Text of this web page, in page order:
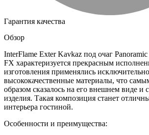
Гарантия качества
Обзор
InterFlame Exter Kavkaz под очаг
FX характеризуется прекрасным
изготовления применялись исключительно
высококачественные материалы, что
образом сказалось на его внешнем виде и
изделия. Такая композиция станет
интерьера гостиной.
Особенности и преимущества: